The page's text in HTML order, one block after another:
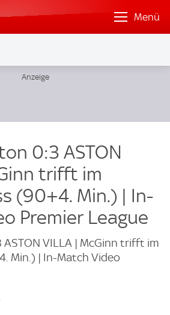
Menü
0:3 ASTON
trifft im
(90+4. Min.) | In-
Premier League
VILLA | McGinn trifft im
Min.) | In-Match Video